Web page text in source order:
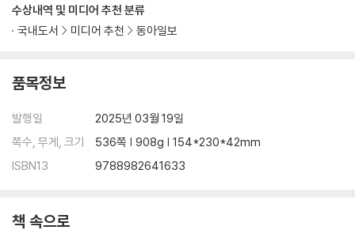
수상내역 및 미디어 추천 분류
국내도서
미디어 추천 동아일보
품목정보
발행일
2025년 03월 19일
쪽수, 무게, 크기
536쪽 | 908g | 154*230*42mm
ISBN13
9788982641633
책 속으로